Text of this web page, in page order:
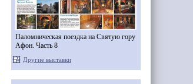
Паломническая поездка на Святую гору
Афон. Часть 8
Другие выставки